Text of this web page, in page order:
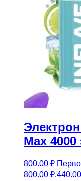
Max
800.00₽
800.00 ₽.440.00